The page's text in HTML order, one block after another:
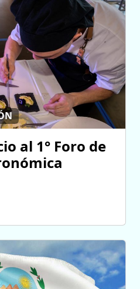
al 1° Foro de